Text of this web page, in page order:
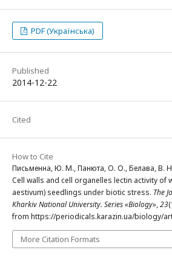
PDF (Українська)
Published
2014-12-22
Cited
How to Cite
Письменна, Ю. М., Панюта, О. О., Белава, В.
Cell walls and cell organelles lectin activity of
aestivum) seedlings under biotic stress. The
Kharkiv National University. Series «Biology»,23
from https://periodicals.karazin.ua/biology/
More Citation Formats